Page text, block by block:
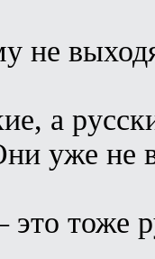
не
а
уже не
тоже